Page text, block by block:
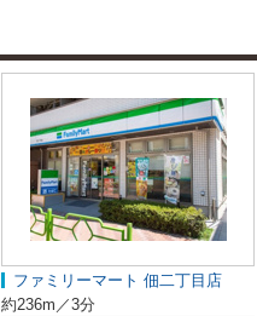
ファミリーマート 佃二丁目店
約236m／3分